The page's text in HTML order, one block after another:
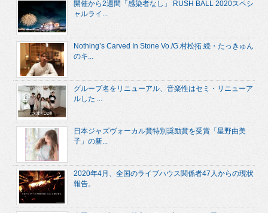
開催から2週間「感染者なし」 RUSH BALL 2020スペシ
ャルライ...
Nothing’s Carved In Stone Vo./G.村松拓 続・たっきゅん
のキ...
グループ名をリニューアル、音楽性はセミ・リニューア
ルした ...
日本ジャズヴォーカル賞特別奨励賞を受賞「星野由美
子」の新...
2020年4月、全国のライブハウス関係者47人からの現状
報告。